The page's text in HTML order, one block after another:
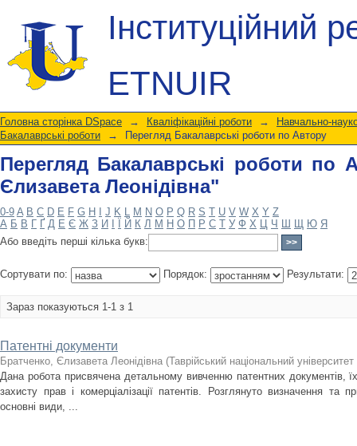
Інституційний
ETNUIR
Перегляд Бакалаврські роботи по
Головна сторінка DSpace → Кваліфікаційні роботи →
Навчально-
Бакалаврські роботи
→ Перегляд Бакалаврські роботи по Автору
Перегляд Бакалаврські роботи по
Єлизавета Леонідівна"
0-9 A B C D E F G H J K L M N O P Q R S T U V W X Y Z
А Б В Г Ґ Д Е Є Ж З И Й К Л М Н О П Р С Т У Ф Х Ц Ч Ш Щ Ю Я
Або введіть перші кілька букв:
Сортувати по: Порядок: Результати:
Зараз показуються 1-1 з 1
Патентні документи
Братченко, Єлизавета Леонідівна (Таврійський національний
Дана робота присвячена детальному вивченню патентних документів,
захисту прав і комерціалізації патентів. Розглянуто визначення та
основні види, ...